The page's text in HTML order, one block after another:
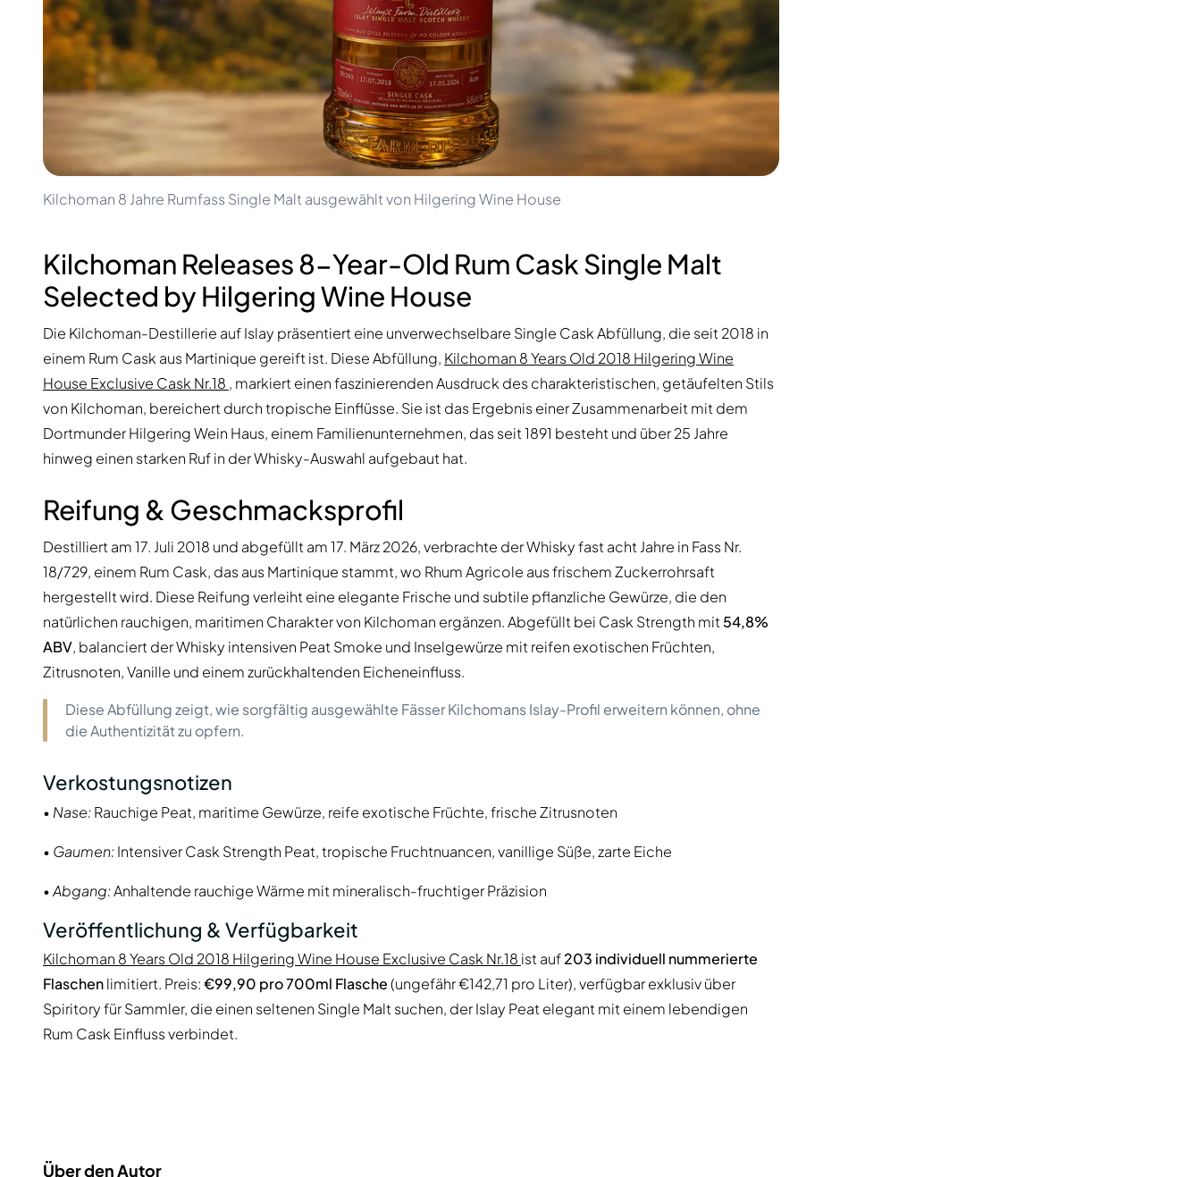
200-500€
Kommende Veröffentlichungen
Kollektionen
Kundenfavoriten
Rar & Sammlerstück
Geschlossene Brennerei
Süßer Whisky
Diplomatico
Don Julio
Gin Mare
Mangabeiras
Hennessy
Remy Martin
Ron Zacapa
Kilchoman 8 Jahre Rumfass Single Malt ausgewählt von Hilgering Wine House
Kilchoman Releases 8-Year-Old Rum Cask Single Malt
Selected by Hilgering Wine House
Die Kilchoman-Destillerie auf Islay präsentiert eine unverwechselbare Single Cask Abfüllung, die seit 2018 in
einem Rum Cask aus Martinique gereift ist. Diese Abfüllung, Kilchoman 8 Years Old 2018 Hilgering Wine
House Exclusive Cask Nr.18 , markiert einen faszinierenden Ausdruck des charakteristischen, getäufelten Stils
von Kilchoman, bereichert durch tropische Einflüsse. Sie ist das Ergebnis einer Zusammenarbeit mit dem
Dortmunder Hilgering Wein Haus, einem Familienunternehmen, das seit 1891 besteht und über 25 Jahre
hinweg einen starken Ruf in der Whisky-Auswahl aufgebaut hat.
Reifung & Geschmacksprofil
Destilliert am 17. Juli 2018 und abgefüllt am 17. März 2026, verbrachte der Whisky fast acht Jahre in Fass Nr.
18/729, einem Rum Cask, das aus Martinique stammt, wo Rhum Agricole aus frischem Zuckerrohrsaft
hergestellt wird. Diese Reifung verleiht eine elegante Frische und subtile pflanzliche Gewürze, die den
natürlichen rauchigen, maritimen Charakter von Kilchoman ergänzen. Abgefüllt bei Cask Strength mit54,8%
ABV, balanciert der Whisky intensiven Peat Smoke und Inselgewürze mit reifen exotischen Früchten,
Zitrusnoten, Vanille und einem zurückhaltenden Eicheneinfluss.
Diese Abfüllung zeigt, wie sorgfältig ausgewählte Fässer Kilchomans Islay-Profil erweitern können, ohne
die Authentizität zu opfern.
Verkostungsnotizen
• Nase:Rauchige Peat, maritime Gewürze, reife exotische Früchte, frische Zitrusnoten
• Gaumen:Intensiver Cask Strength Peat, tropische Fruchtnuancen, vanillige Süße, zarte Eiche
•Abgang:Anhaltende rauchige Wärme mit mineralisch-fruchtiger Präzision
Veröffentlichung & Verfügbarkeit
Kilchoman 8 Years Old 2018 Hilgering Wine House Exclusive Cask Nr.18 ist auf203 individuell nummerierte
Flaschenlimitiert. Preis:€99,90 pro 700ml Flasche(ungefähr €142,71 pro Liter), verfügbar exklusiv über
Spiritory für Sammler, die einen seltenen Single Malt suchen, der Islay Peat elegant mit einem lebendigen
Rum Cask Einfluss verbindet.
Über den Autor